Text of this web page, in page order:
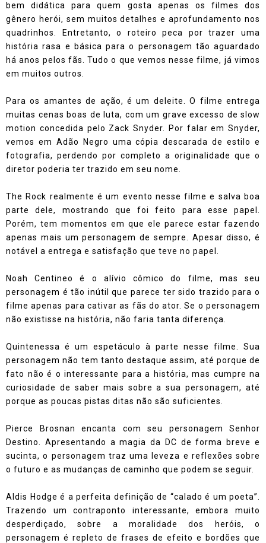
bem didática para quem gosta apenas os filmes dos
gênero herói, sem muitos detalhes e aprofundamento nos
quadrinhos. Entretanto, o roteiro peca por trazer uma
história rasa e básica para o personagem tão aguardado
há anos pelos fãs. Tudo o que vemos nesse filme, já vimos
em muitos outros.
Para os amantes de ação, é um deleite. O filme entrega
muitas cenas boas de luta, com um grave excesso de slow
motion concedida pelo Zack Snyder. Por falar em Snyder,
vemos em Adão Negro uma cópia descarada de estilo e
fotografia, perdendo por completo a originalidade que o
diretor poderia ter trazido em seu nome.
The Rock realmente é um evento nesse filme e salva boa
parte dele, mostrando que foi feito para esse papel.
Porém, tem momentos em que ele parece estar fazendo
apenas mais um personagem de sempre. Apesar disso, é
notável a entrega e satisfação que teve no papel.
Noah Centineo é o alívio cômico do filme, mas seu
personagem é tão inútil que parece ter sido trazido para o
filme apenas para cativar as fãs do ator. Se o personagem
não existisse na história, não faria tanta diferença.
Quintenessa é um espetáculo à parte nesse filme. Sua
personagem não tem tanto destaque assim, até porque de
fato não é o interessante para a história, mas cumpre na
curiosidade de saber mais sobre a sua personagem, até
porque as poucas pistas ditas não são suficientes.
Pierce Brosnan encanta com seu personagem Senhor
Destino. Apresentando a magia da DC de forma breve e
sucinta, o personagem traz uma leveza e reflexões sobre
o futuro e as mudanças de caminho que podem se seguir.
Aldis Hodge é a perfeita definição de “calado é um poeta”.
Trazendo um contraponto interessante, embora muito
desperdiçado, sobre a moralidade dos heróis, o
personagem é repleto de frases de efeito e bordões que